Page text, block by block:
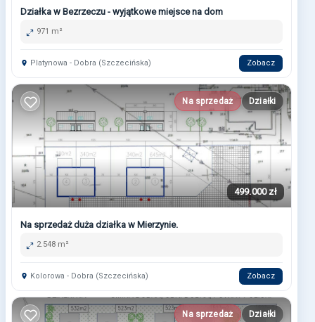
Działka w Bezrzeczu - wyjątkowe miejsce na dom
971 m²
Platynowa - Dobra (Szczecińska) Zobacz
Na sprzedaż Działki
499.000 zł
Na sprzedaż duża działka w Mierzynie.
2.548 m²
Kolorowa - Dobra (Szczecińska) Zobacz
Na sprzedaż Działki